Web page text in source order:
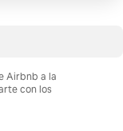
Airbnb a la
con los